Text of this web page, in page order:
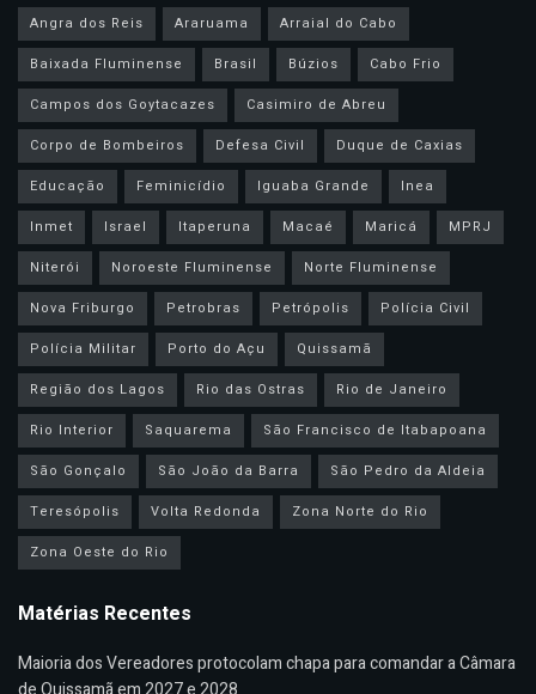
Angra dos Reis Araruama
Arraial do Cabo
Baixada Fluminense
Brasil Búzios
Cabo Frio
Campos dos Goytacazes
Casimiro de Abreu
Corpo de Bombeiros
Defesa Civil
Duque de Caxias
Educação
Feminicídio Iguaba Grande
Inea
Inmet
Israel Itaperuna Macaé Maricá
MPRJ
Niterói
Noroeste Fluminense
Norte Fluminense
Nova Friburgo
Petrobras Petrópolis
Polícia Civil
Polícia Militar
Porto do Açu
Quissamã
Região dos Lagos
Rio das Ostras
Rio de Janeiro
Rio Interior
Saquarema
São Francisco de Itabapoana
São Gonçalo
São João da Barra
São Pedro da Aldeia
Teresópolis
Volta Redonda
Zona Norte do Rio
Zona Oeste do Rio
Matérias Recentes
Maioria dos Vereadores protocolam chapa para comandar a Câmara